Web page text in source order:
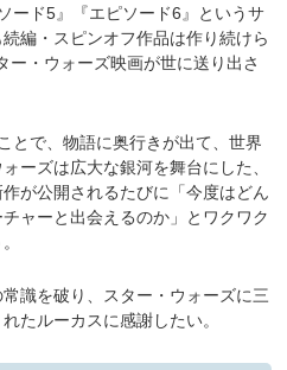
ード5』『エピソード6』というサ
編・スピンオフ作品は作り続けら
・ウォーズ映画が世に送り出さ
とで、物語に奥行きが出て、世界
ーズは広大な銀河を舞台にした、
が公開されるたびに「今度はどん
ャーと出会えるのか」とワクワク
識を破り、スター・ウォーズに三
たルーカスに感謝したい。